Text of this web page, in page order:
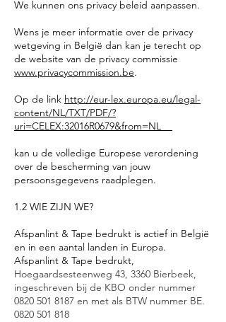
We kunnen ons privacy beleid aanpassen.
Wens je meer informatie over de privacy
wetgeving in België dan kan je terecht op
de website van de privacy commissie
www.privacycommission.be.
Op de link http://eur-lex.europa.eu/legal-
content/NL/TXT/PDF/?
uri=CELEX:32016R0679&from=NL
kan u de volledige Europese verordening
over de bescherming van jouw
persoonsgegevens raadplegen.
1.2 WIE ZIJN WE?
Afspanlint & Tape bedrukt is actief in België
en in een aantal landen in Europa.
Afspanlint & Tape bedrukt,
Hoegaardsesteenweg 43, 3360 Bierbeek,
ingeschreven bij de KBO onder nummer
0820 501 8187 en met als BTW nummer BE.
0820 501 818